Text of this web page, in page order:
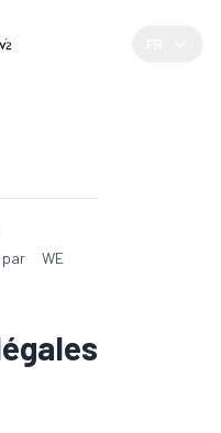
par
WE